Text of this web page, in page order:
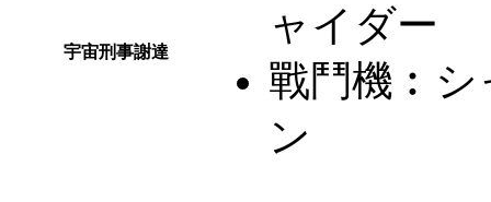
宇宙刑事謝達
ャイダー
戰鬥機︰ シ
ン